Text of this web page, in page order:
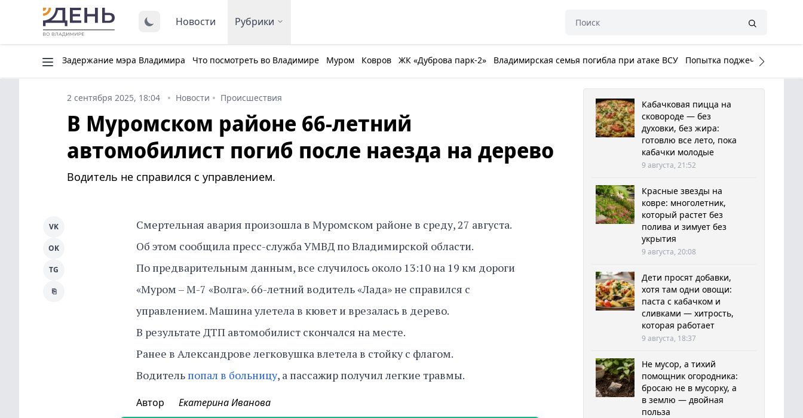
Новости Рубрики
Задержание мэра Владимира Что посмотреть во Владимире Муром Ковров ЖК «Дуброва парк-2» Владимирская семья погибла при атаке ВСУ Попытка поджечь Белый
2 сентября 2025, 18:04 Новости Происшествия
В Муромском районе 66-летний
автомобилист погиб после наезда на дерево
Водитель не справился с управлением.
Смертельная авария произошла в Муромском районе в среду, 27 августа.
Об этом сообщила пресс-служба УМВД по Владимирской области.
По предварительным данным, все случилось около 13:10 на 19 км дороги
«Муром – М-7 «Волга». 66-летний водитель «Лада» не справился с
управлением. Машина улетела в кювет и врезалась в дерево.
В результате ДТП автомобилист скончался на месте.
Ранее в Александрове легковушка влетела в стойку с флагом.
Водитель попал в больницу, а пассажир получил легкие травмы.
VK
OK
TG
⎘
Автор Екатерина Иванова
Кабачковая пицца на
сковороде — без
духовки, без жира:
готовлю все лето, пока
кабачки молодые
9 августа, 21:52
Красные звезды на
ковре: многолетник,
который растет без
полива и зимует без
укрытия
9 августа, 20:08
Дети просят добавки,
хотя там одни овощи:
паста с кабачком и
сливками — хитрость,
которая работает
9 августа, 18:37
Не мусор, а тихий
помощник огородника:
бросаю не в мусорку, а
в землю — двойная
польза